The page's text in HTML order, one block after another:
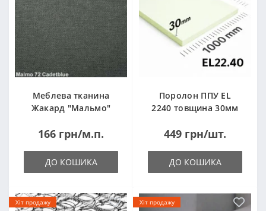
Меблева тканина
Жакард "Мальмо"
166 грн/м.п.
ДО КОШИКА
Поролон ППУ EL
2240 товщина 30мм
(1000x2000мм)
449 грн/шт.
ДО КОШИКА
Хіт продажу
Хіт продажу